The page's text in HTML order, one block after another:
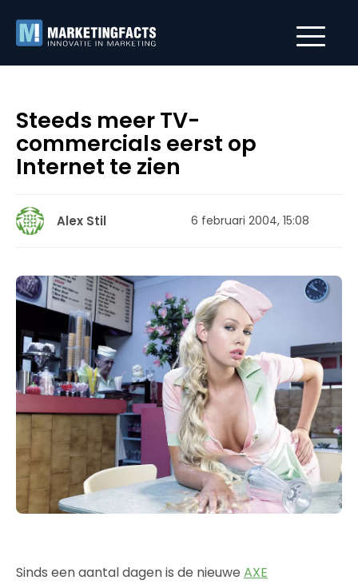
Steeds meer TV-
commercials eerst op
Internet te zien
Alex Stil 6 februari 2004, 15:08
Sinds een aantal dagen is de nieuwe AXE